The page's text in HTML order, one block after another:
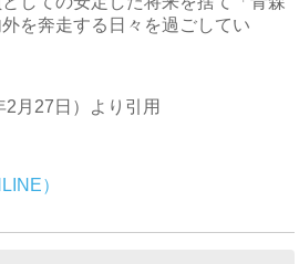
を奔走する日々を過ごしてい
月27日）より引用
）